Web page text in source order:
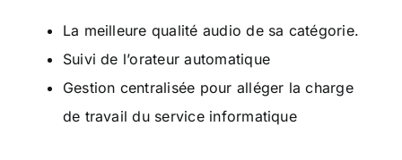
La meilleure qualité audio de sa catégorie.
Suivi de l’orateur automatique
Gestion centralisée pour alléger la charge
de travail du service informatique